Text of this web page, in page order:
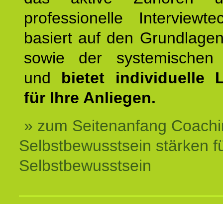
professionelle
basiert auf den
sowie der systemischen
und bietet individuelle
für Ihre Anliegen.
» zum Seitenanfang
Selbstbewusstsein stärken
Selbstbewusstsein